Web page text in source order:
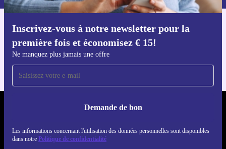
Inscrivez-vous à notre newsletter pour la
première fois et économisez € 15!
Ne manquez plus jamais une offre
Demande de bon
Les informations concernant l'utilisation des données personnelles sont disponibles
dans notre Politique de confidentialité
Téléchargez l'application refurbed
Pour iOS et Android
REFURBED BELGIQUE - RETHINK NEW.
SUIVEZ-NOUS